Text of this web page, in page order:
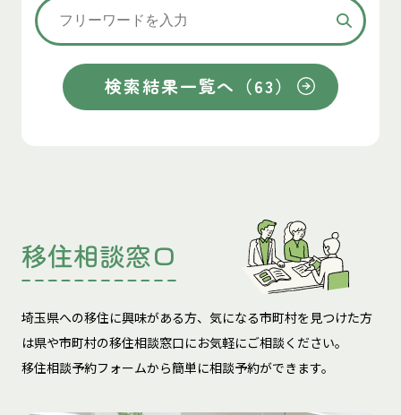
移住相談窓口
埼玉県への移住に興味がある方、気になる市町村を見つけた方
は県や市町村の移住相談窓口にお気軽にご相談ください。
移住相談予約フォームから簡単に相談予約ができます。